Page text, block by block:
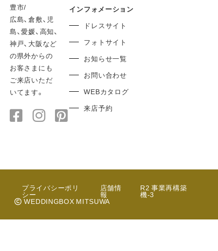
豊市/
広島、倉敷、児
島、愛媛、高知、
神戸、大阪など
の県外からの
お客さまにも
ご来店いただ
いてます。
インフォメーション
ドレスサイト
フォトサイト
お知らせ一覧
お問い合わせ
WEBカタログ
来店予約
プライバシーポリ
シー
店舗情
報
R2 事業再構築
機-3
WEDDINGBOX MITSUWA